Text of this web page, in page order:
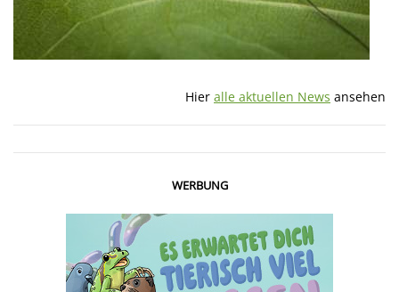
Hier alle aktuellen News ansehen
WERBUNG